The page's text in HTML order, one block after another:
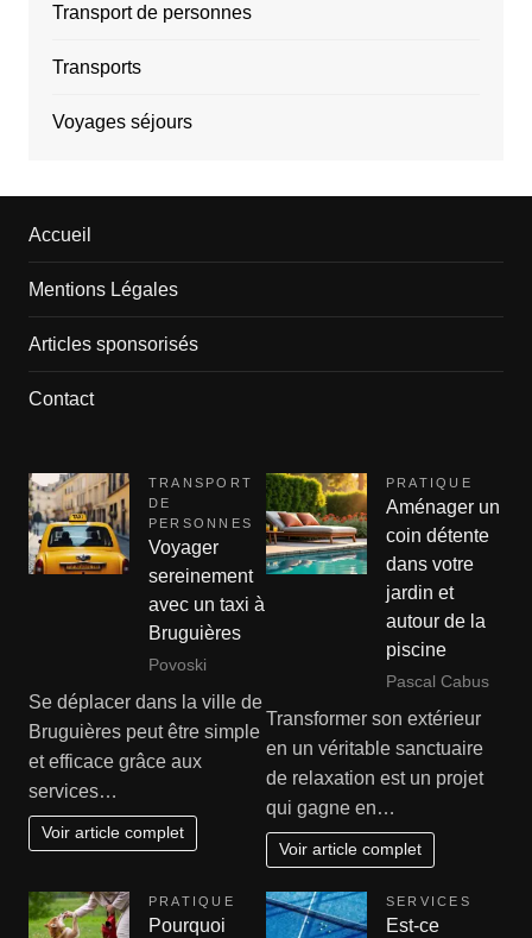
Transport de personnes
Transports
Voyages séjours
Accueil
Mentions Légales
Articles sponsorisés
Contact
TRANSPORT
DE
PERSONNES
Voyager
sereinement
avec un taxi à
Bruguières
Povoski
Se déplacer dans la ville de
Bruguières peut être simple
et efficace grâce aux
services…
Voir article complet
PRATIQUE
Aménager un
coin détente
dans votre
jardin et
autour de la
piscine
Pascal Cabus
Transformer son extérieur
en un véritable sanctuaire
de relaxation est un projet
qui gagne en…
Voir article complet
PRATIQUE
Pourquoi
SERVICES
Est-ce